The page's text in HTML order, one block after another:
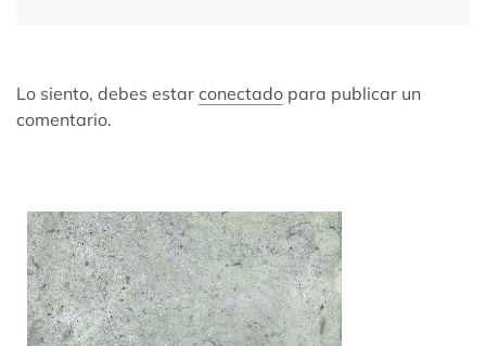
Lo siento, debes estar conectado para publicar un
comentario.